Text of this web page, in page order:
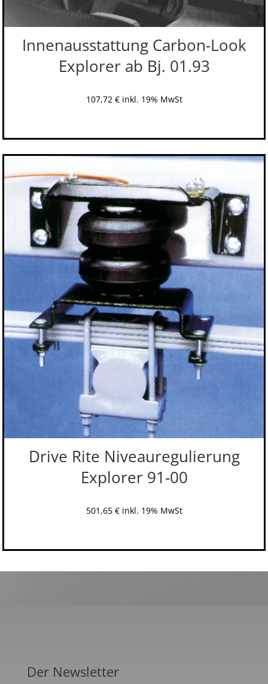
Innenausstattung Carbon-Look
Explorer ab Bj. 01.93
107,72 € inkl. 19% MwSt
Drive Rite Niveauregulierung
Explorer 91-00
501,65 € inkl. 19% MwSt
Der Newsletter